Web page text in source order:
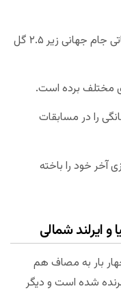
سه بازی آخر ایرلند شمالی در مقدماتی جام جهانی زیر ۲.۵ گل
مختلف برده است.
را در مسابقات
آخر خود را باخته
و ایرلند شمالی
چهار بار به مصاف هم
در این چهار مسابقه، ۳ بار برنده شده است و دیگر